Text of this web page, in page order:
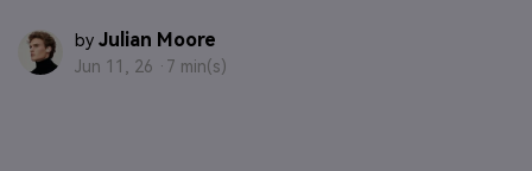
by Julian Moore
Jun 11, 26 · 7 min(s)